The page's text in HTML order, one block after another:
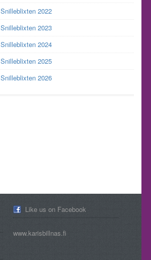
Snilleblixten 2022
Snilleblixten 2023
Snilleblixten 2024
Snilleblixten 2025
Snilleblixten 2026
Like us on Facebook
www.karisbillnas.fi